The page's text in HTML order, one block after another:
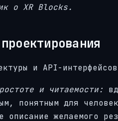
о XR Blocks.
и API-
и читаемости:
понятным для
описание желаемого